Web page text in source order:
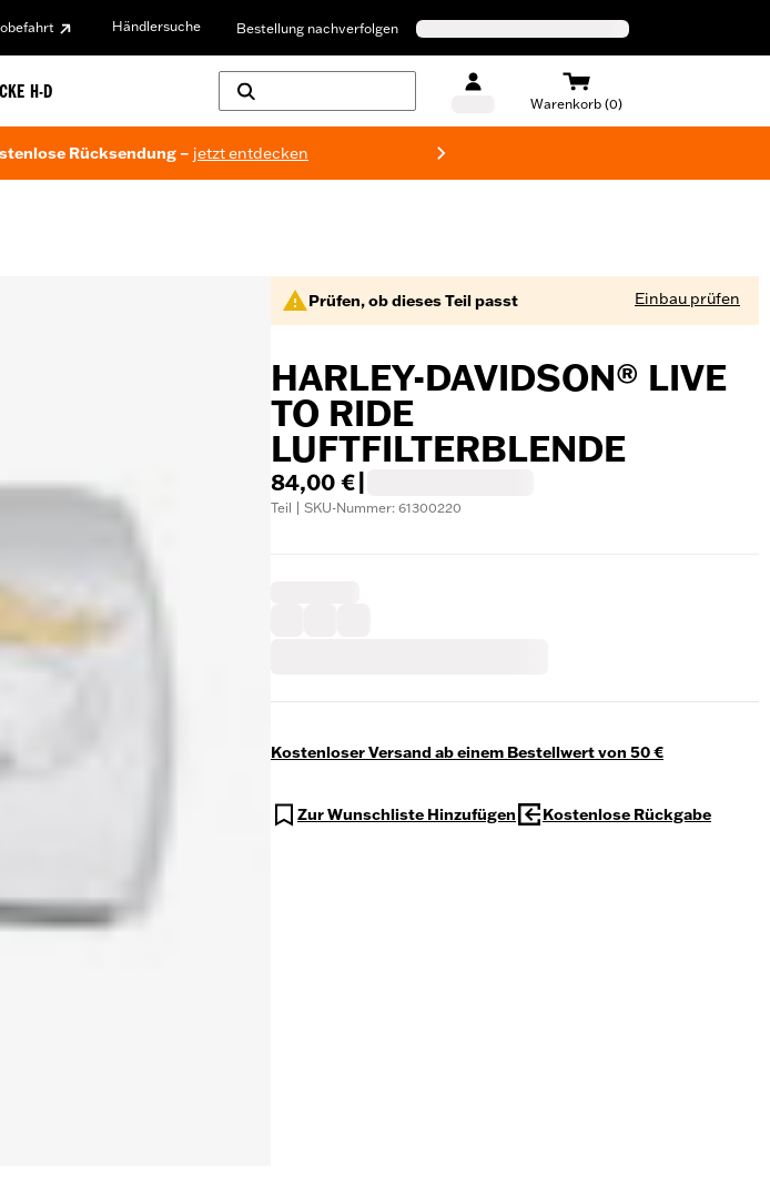
Händlersuche Bestellung nachverfolgen
H-D
Warenkorb (0)
Rücksendung – jetzt entdecken
Prüfen, ob dieses Teil passt Einbau prüfen
HARLEY-DAVIDSON® LIVE
TO RIDE
LUFTFILTERBLENDE
84,00 €
Teil | SKU-Nummer: 61300220
Kostenloser Versand ab einem Bestellwert von 50 €
Zur Wunschliste Hinzufügen Kostenlose Rückgabe